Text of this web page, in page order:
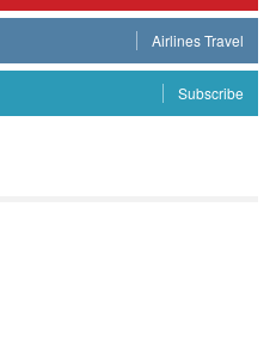
Airlines Travel
Subscribe